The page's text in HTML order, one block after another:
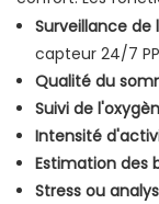
Surveillance
capteur 24/7
Qualité du
Suivi de
Intensité
Estimation des
Stress ou